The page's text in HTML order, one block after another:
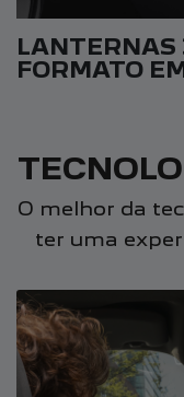
LANTERNAS
FORMATO
O melhor da
ter uma